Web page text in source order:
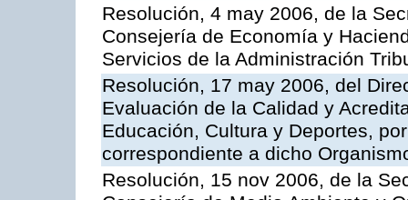
Resolución, 4 may 2006, de la
Consejería de Economía y
Servicios de la Administración
Resolución, 17 may 2006, del
Evaluación de la Calidad y
Educación, Cultura y Deportes,
correspondiente a dicho
Resolución, 15 nov 2006, de la